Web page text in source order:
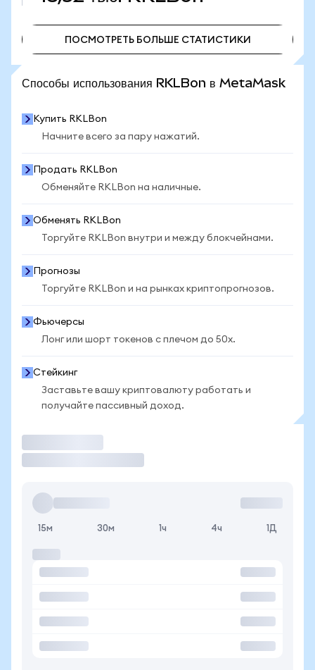
ПОСМОТРЕТЬ БОЛЬШЕ СТАТИСТИКИ
Способы использования RKLBon в MetaMask
Купить RKLBon
Начните всего за пару нажатий.
Продать RKLBon
Обменяйте RKLBon на наличные.
Обменять RKLBon
Торгуйте RKLBon внутри и между блокчейнами.
Прогнозы
Торгуйте RKLBon и на рынках криптопрогнозов.
Фьючерсы
Лонг или шорт токенов с плечом до 50x.
Стейкинг
Заставьте вашу криптовалюту работать и
получайте пассивный доход.
15м 30м 1ч 4ч 1Д